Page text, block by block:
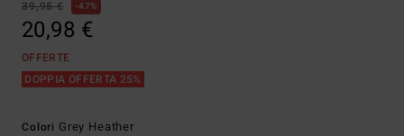
39,95 €
47%
20,98 €
OFFERTE
DOPPIA OFFERTA 25%
Colori Grey Heather